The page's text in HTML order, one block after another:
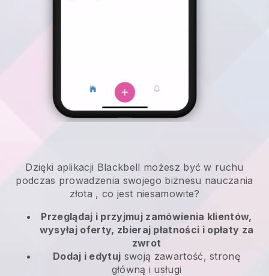
Dzięki aplikacji Blackbell możesz być w ruchu
podczas prowadzenia swojego biznesu nauczania
złota , co jest niesamowite?
Przeglądaj i przyjmuj zamówienia klientów,
wysyłaj oferty, zbieraj płatności i opłaty za
zwrot
Dodaj i edytuj swoją zawartość, stronę
główną i usługi